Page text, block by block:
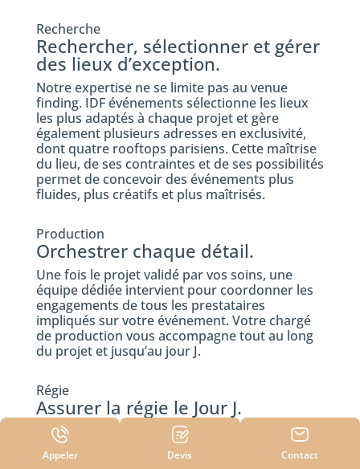
Recherche
Rechercher, sélectionner et gérer
des lieux d’exception.
Notre expertise ne se limite pas au venue
finding. IDF événements sélectionne les lieux
les plus adaptés à chaque projet et gère
également plusieurs adresses en exclusivité,
dont quatre rooftops parisiens. Cette maîtrise
du lieu, de ses contraintes et de ses possibilités
permet de concevoir des événements plus
fluides, plus créatifs et plus maîtrisés.
Production
Orchestrer chaque détail.
Une fois le projet validé par vos soins, une
équipe dédiée intervient pour coordonner les
engagements de tous les prestataires
impliqués sur votre événement. Votre chargé
de production vous accompagne tout au long
du projet et jusqu’au jour J.
Régie
Assurer la régie le Jour J.
Le jour de votre événement, un régisseur, chef
d’orchestre et interlocuteur privilégié, sera
présent du début à la fin pour gérer toutes les
Appeler Devis Contact